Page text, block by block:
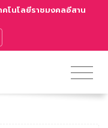
คโนโลยีราชมงคลอีสาน
TRANSLATE